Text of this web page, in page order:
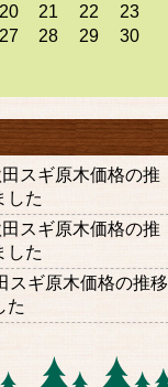
20 21 22
23
27 28 29
30
スギ原木価格の推
した
スギ原木価格の推
した
スギ原木価格の推移
た